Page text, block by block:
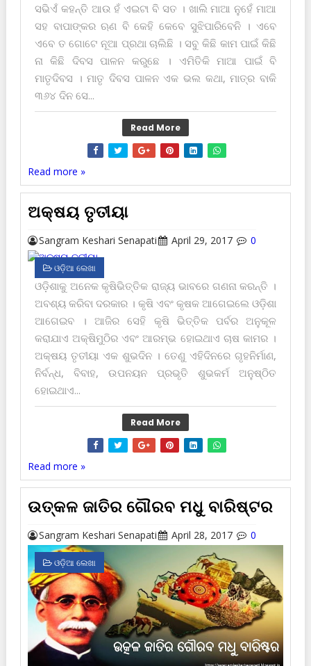
ସଭିଏଁ କ‌ହ‌ନ୍ତି ଆଉ ହଁ ଏଇଟା ବି ସତ । ଖାଲି ମାଆ ନୁହେଁ ମାଆ
ସ‌ହ ବାପାଙ୍କର ଋଣ ବି କେହି କେବେ ସୁଝିପାରିବେନି । ଏବେ
ଏବେ ତ ଗୋଟେ ନୂଆ ପ୍ରଥା ଚାଲିଛି । ସବୁ କିଛି କାମ ପାଇଁ କିଛି
ନା କିଛି ଦିବସ ପାଳନ କରୁଛେ । ଏମିତିକି ମାଆ ପାଇଁ ବି
ମାତୃଦିବସ । ମାତୃ ଦିବସ ପାଳନ ଏକ ଭଲ କଥା, ମାତ୍ର ବାକି
୩୬୪ ଦିନ ସେ...
Read More
Read more »
ଅକ୍ଷୟ ତୃତୀୟା
Sangram Keshari Senapati April 29, 2017 0
ଓଡ଼ିଆ ଲେଖା
ଓଡ଼ିଶାକୁ ଅନେକ କୃଷିଭିତ୍ତିକ ରାଜ୍ୟ ଭାବରେ ଗଣନା କରନ୍ତି ।
ଅବଶ୍ୟ କରିବା ଦରକାର । କୃଷି ଏବଂ କୃଷକ ଆଗେଇଲେ ଓଡ଼ିଶା
ଆଗେଇବ । ଆଜିର ସେହି କୃଷି ଭିତ୍ତିକ ପର୍ବର ଅନୁକୂଳ
କରାଯାଏ ଅକ୍ଷିମୁଠିର ଏବଂ ଆରମ୍ଭ ହୋଇଥାଏ ଚାଷ କାମର ।
ଅକ୍ଷୟ ତୃତୀୟା ଏକ ଶୁଭଦିନ । ତେଣୁ ଏହିଦିନରେ ଗୃହନିର୍ମାଣ,
ନିର୍ବନ୍ଧ, ବିବାହ, ଉପନୟନ ପ୍ରଭୃତି ଶୁଭକର୍ମ ଅନୁଷ୍ଠିତ
ହୋଇଥାଏ...
Read More
Read more »
ଉତ୍କଳ ଜାତିର ଗୌରବ ମଧୁ ବାରିଷ୍ଟର
Sangram Keshari Senapati April 28, 2017 0
ଓଡ଼ିଆ ଲେଖା